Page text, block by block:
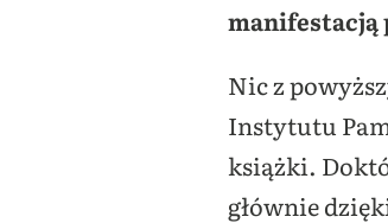
manifestacją
Nic z
Instytutu
książki.
głównie